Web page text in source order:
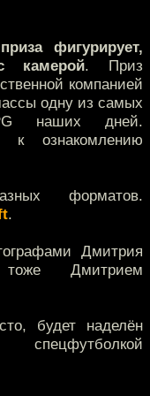
фигурирует,
камерой. Приз
компанией
одну из самых
наших дней.
к ознакомлению
форматов.
.
Дмитрия
тоже Дмитрием
будет наделён